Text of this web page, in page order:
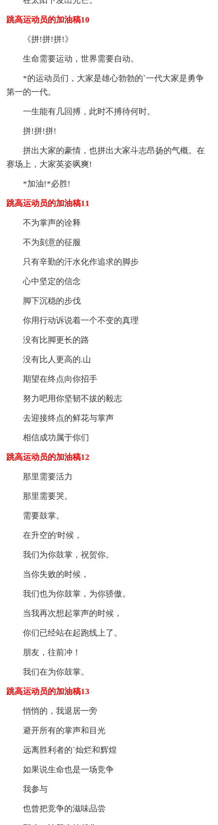
跳高运动员的加油稿10
《拼!拼!拼!》
生命需要运动，世界需要自动。
*的运动员们，大家是雄心勃勃的`一代大家是勇争
第一的一代。
一生能有几回搏，此时不搏待何时。
拼!拼!拼!
拼出大家的豪情，也拼出大家斗志昂扬的气概。在
赛场上，大家英姿飒爽!
*加油!*必胜!
跳高运动员的加油稿11
不为掌声的诠释
不为刻意的征服
只有辛勤的汗水化作追求的脚步
心中坚定的信念
脚下沉稳的步伐
你用行动诉说着一个不变的真理
没有比脚更长的路
没有比人更高的.山
期望在终点向你招手
努力吧用你坚韧不拔的毅志
去迎接终点的鲜花与掌声
相信成功属于你们
跳高运动员的加油稿12
那里需要活力
那里需要哭。
需要鼓掌。
在升空的'时候，
我们为你鼓掌，祝贺你。
当你失败的时候，
我们也为你鼓掌，为你骄傲。
当我再次想起掌声的时候，
你们已经站在起跑线上了。
朋友，往前冲！
我们在为你鼓掌。
跳高运动员的加油稿13
悄悄的，我退居一旁
避开所有的掌声和目光
远离胜利者的`灿烂和辉煌
如果说生命也是一场竞争
我参与
也曾把竞争的滋味品尝